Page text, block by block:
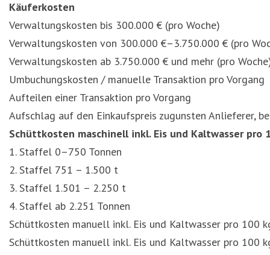
Käuferkosten
Verwaltungskosten bis 300.000 € (pro Woche)
Verwaltungskosten von 300.000 €–3.750.000 € (pro
Verwaltungskosten ab 3.750.000 € und mehr (pro
Umbuchungskosten / manuelle Transaktion pro Vorgang
Aufteilen einer Transaktion pro Vorgang
Aufschlag auf den Einkaufspreis zugunsten Anlieferer,
Schüttkosten maschinell inkl. Eis und Kaltwasser pro
1. Staffel 0–750 Tonnen
2. Staffel 751 – 1.500 t
3. Staffel 1.501 – 2.250 t
4. Staffel ab 2.251 Tonnen
Schüttkosten manuell inkl. Eis und Kaltwasser pro 100
Schüttkosten manuell inkl. Eis und Kaltwasser pro 100